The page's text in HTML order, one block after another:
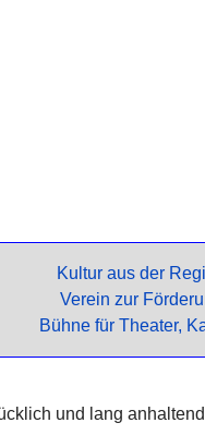
Kultur aus der
Verein zur
Bühne für Theater,
und lang